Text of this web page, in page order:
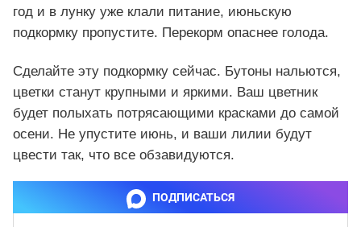
год и в лунку уже клали питание, июньскую
подкормку пропустите. Перекорм опаснее голода.
Сделайте эту подкормку сейчас. Бутоны нальются,
цветки станут крупными и яркими. Ваш цветник
будет полыхать потрясающими красками до самой
осени. Не упустите июнь, и ваши лилии будут
цвести так, что все обзавидуются.
ПОДПИСАТЬСЯ